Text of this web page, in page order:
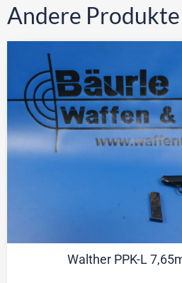
Andere Produkte
Walther PPK-L